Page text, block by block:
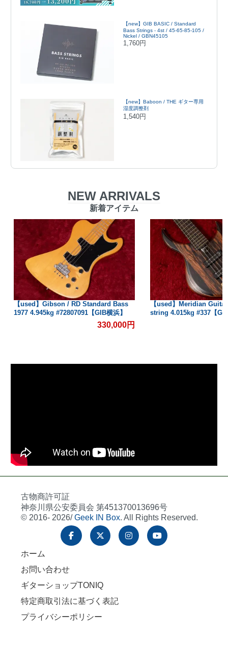
【new】GIB BASIC / Standard
Bass Strings - 4st / 45-65-85-105 /
Nickel / GBN45105
1,760円
【new】Baboon / THE ギター専用
湿度調整剤
1,540円
NEW ARRIVALS
新着アイテム
【used】Gibson / RD Standard Bass
1977 4.945kg #72807091【GIB横浜】
330,000円
【used】Meridian
string 4.015kg #337【
古物商許可証
神奈川県公安委員会 第451370013696号
© 2016- 2026/Geek IN Box. All Rights Reserved.
ホーム
お問い合わせ
ギターショップTONIQ
特定商取引法に基づく表記
プライバシーポリシー